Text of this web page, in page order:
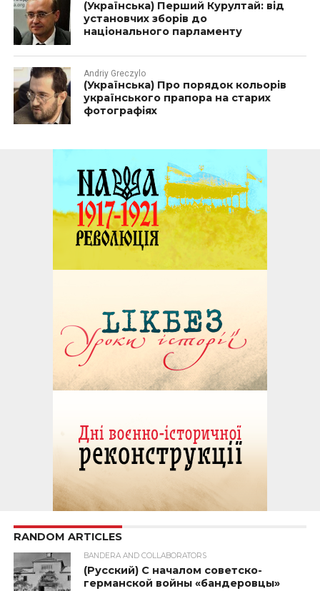
(Українська) Перший Курултай: від
установчих зборів до
національного парламенту
Andriy Greczylo
(Українська) Про порядок кольорів
українського прапора на старих
фотографіях
RANDOM ARTICLES
BANDERA AND COLLABORATORS
(Русский) С началом советско-
германской войны «бандеровцы»